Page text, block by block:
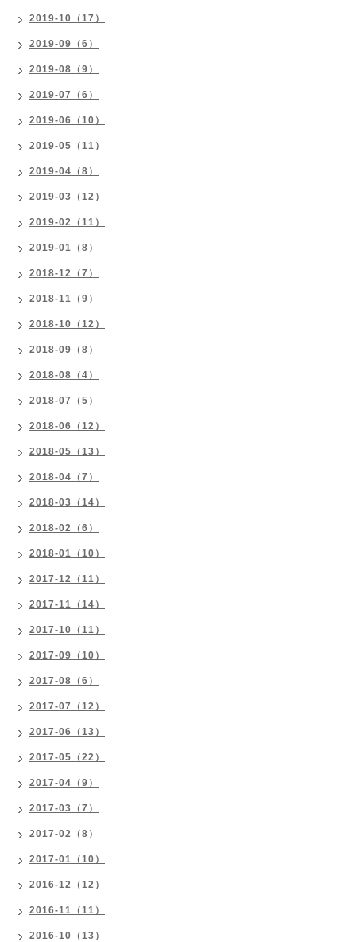
2019-10（17）
2019-09（6）
2019-08（9）
2019-07（6）
2019-06（10）
2019-05（11）
2019-04（8）
2019-03（12）
2019-02（11）
2019-01（8）
2018-12（7）
2018-11（9）
2018-10（12）
2018-09（8）
2018-08（4）
2018-07（5）
2018-06（12）
2018-05（13）
2018-04（7）
2018-03（14）
2018-02（6）
2018-01（10）
2017-12（11）
2017-11（14）
2017-10（11）
2017-09（10）
2017-08（6）
2017-07（12）
2017-06（13）
2017-05（22）
2017-04（9）
2017-03（7）
2017-02（8）
2017-01（10）
2016-12（12）
2016-11（11）
2016-10（13）